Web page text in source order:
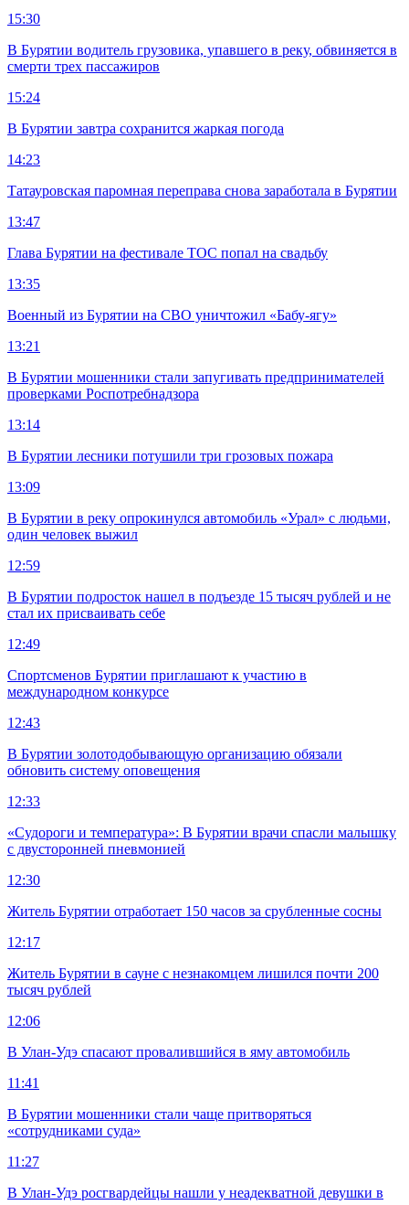
15:30
В Бурятии водитель грузовика, упавшего в реку, обвиняется в
смерти трех пассажиров
15:24
В Бурятии завтра сохранится жаркая погода
14:23
Татауровская паромная переправа снова заработала в Бурятии
13:47
Глава Бурятии на фестивале ТОС попал на свадьбу
13:35
Военный из Бурятии на СВО уничтожил «Бабу-ягу»
13:21
В Бурятии мошенники стали запугивать предпринимателей
проверками Роспотребнадзора
13:14
В Бурятии лесники потушили три грозовых пожара
13:09
В Бурятии в реку опрокинулся автомобиль «Урал» с людьми,
один человек выжил
12:59
В Бурятии подросток нашел в подъезде 15 тысяч рублей и не
стал их присваивать себе
12:49
Спортсменов Бурятии приглашают к участию в
международном конкурсе
12:43
В Бурятии золотодобывающую организацию обязали
обновить систему оповещения
12:33
«Судороги и температура»: В Бурятии врачи спасли малышку
с двусторонней пневмонией
12:30
Житель Бурятии отработает 150 часов за срубленные сосны
12:17
Житель Бурятии в сауне с незнакомцем лишился почти 200
тысяч рублей
12:06
В Улан-Удэ спасают провалившийся в яму автомобиль
11:41
В Бурятии мошенники стали чаще притворяться
«сотрудниками суда»
11:27
В Улан-Удэ росгвардейцы нашли у неадекватной девушки в